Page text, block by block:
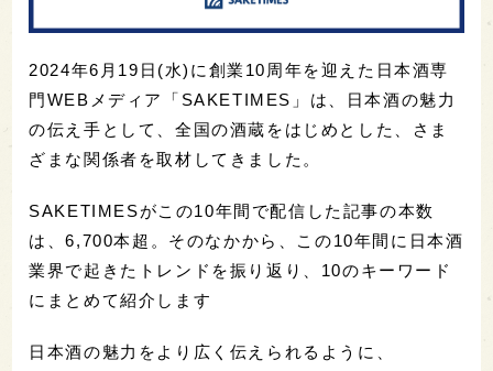
2024年6月19日(水)に創業10周年を迎えた日本酒専
門WEBメディア「SAKETIMES」は、日本酒の魅力
の伝え手として、全国の酒蔵をはじめとした、さま
ざまな関係者を取材してきました。
SAKETIMESがこの10年間で配信した記事の本数
は、6,700本超。そのなかから、この10年間に日本酒
業界で起きたトレンドを振り返り、10のキーワード
にまとめて紹介します
日本酒の魅力をより広く伝えられるように、